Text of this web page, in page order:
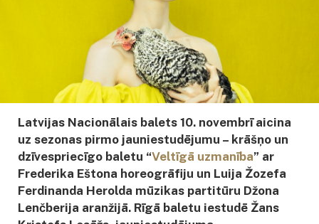
Latvijas Nacionālais balets 10. novembrī aicina
uz sezonas pirmo jauniestudējumu – krāšņo un
dzīvespriecīgo baletu “Veltīgā uzmanība” ar
Frederika Eštona horeogrāfiju un Luija Žozefa
Ferdinanda Herolda mūzikas partitūru Džona
Lenčberija aranžijā. Rīgā baletu iestudē Žans